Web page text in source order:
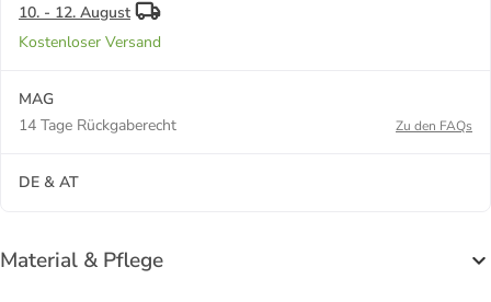
10. - 12. August
Kostenloser Versand
MAG
14 Tage Rückgaberecht
Zu den FAQs
DE & AT
Material & Pflege